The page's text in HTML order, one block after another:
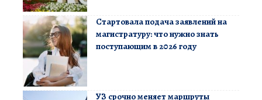
Стартовала подача заявлений на
магистратуру: что нужно знать
поступающим в 2026 году
УЗ срочно меняет маршруты